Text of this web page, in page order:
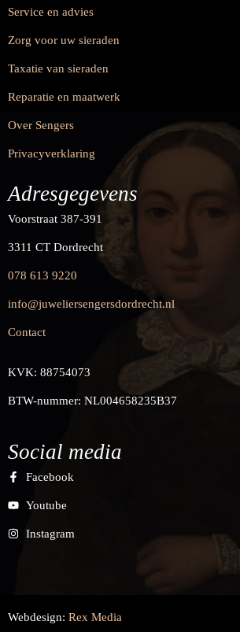
Service en advies
Zorg voor uw sieraden
Taxatie van sieraden
Reparatie en maatwerk
Over Sengers
Privacyverklaring
Adresgegevens
Voorstraat 387-391
3311 CT Dordrecht
078 613 9220
info@juweliersengersdordrecht.nl
Contact
KVK: 88754073
BTW-nummer: NL004658235B37
Social media
Facebook
Youtube
Instagram
Webdesign: Rex Media